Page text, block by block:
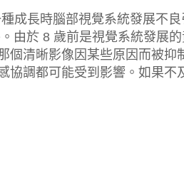
成長時腦部視覺系統發展不
由於 8 歲前是視覺系統發展
個清晰影像因某些原因而被
協調都可能受到影響。如果